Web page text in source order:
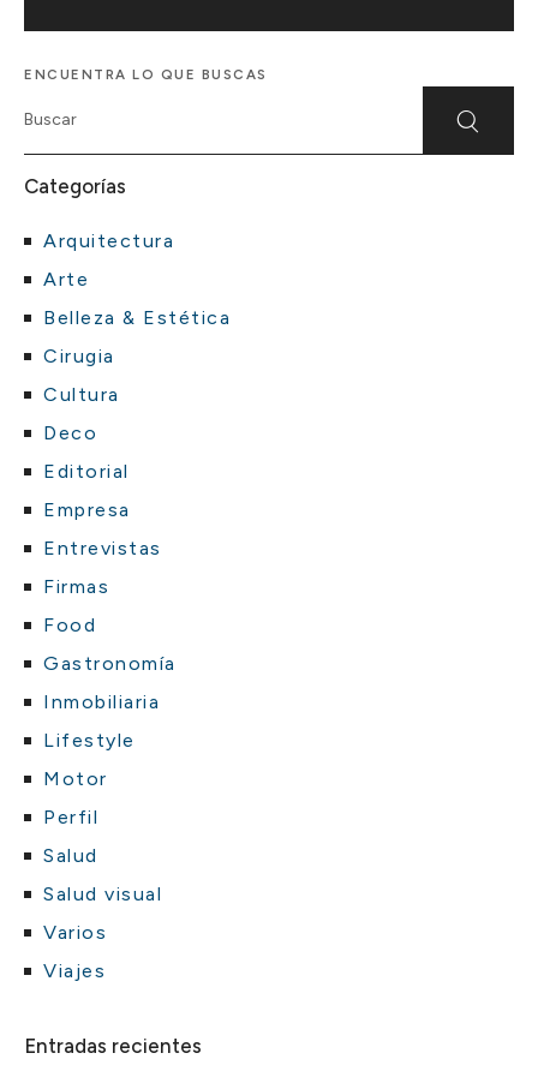
ENCUENTRA LO QUE BUSCAS
Categorías
Arquitectura
Arte
Belleza & Estética
Cirugia
Cultura
Deco
Editorial
Empresa
Entrevistas
Firmas
Food
Gastronomía
Inmobiliaria
Lifestyle
Motor
Perfil
Salud
Salud visual
Varios
Viajes
Entradas recientes